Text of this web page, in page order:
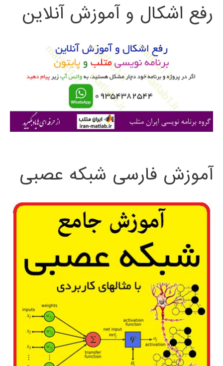
ج
ی
رفع اشکال و آموزش آنلاین
آموزش فارسی شبکه عصبی